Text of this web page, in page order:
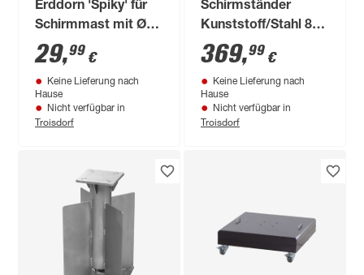
Erddorn 'Spiky' für
Schirmmast mit Ø
20 - 35 mm
29,99 €
Keine Lieferung nach
Hause
Nicht verfügbar in
Troisdorf
Schirmständer
Kunststoff/Stahl 89
x 89 x 22,5 cm
369,99 €
Keine Lieferung nach
Hause
Nicht verfügbar in
Troisdorf